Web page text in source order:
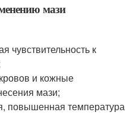
мази
чувствительность к
и кожные
мази;
повышенная температура